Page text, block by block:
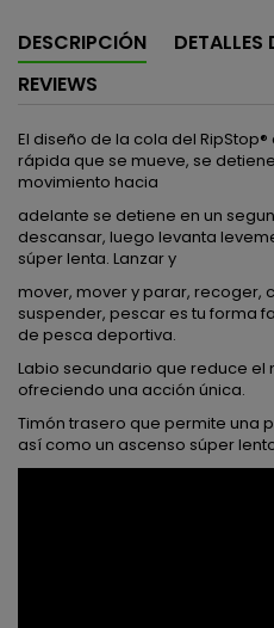
DESCRIPCIÓN
DETALLES
REVIEWS
El diseño de la cola del
rápida que se mueve, se
movimiento hacia
adelante se detiene en un
descansar, luego levanta
súper lenta. Lanzar y
mover, mover y parar, recoger,
suspender, pescar es tu forma
de pesca deportiva.
Labio secundario que reduce
ofreciendo una acción única.
Timón trasero que permite una
así como un ascenso súper